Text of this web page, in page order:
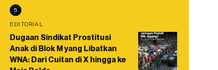
5
EDITORIAL
Dugaan Sindikat Prostitusi
Anak di Blok M yang Libatkan
WNA: Dari Cuitan di X hingga ke